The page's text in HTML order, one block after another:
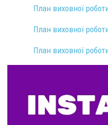
План виховної
План виховної
План виховної